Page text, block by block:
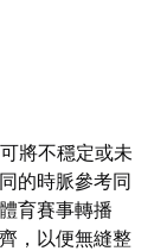
將不穩定或未
的時脈參考同
育賽事轉播
，以便無縫整